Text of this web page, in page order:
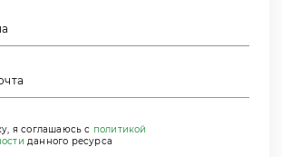
я соглашаюсь с политикой
данного ресурса